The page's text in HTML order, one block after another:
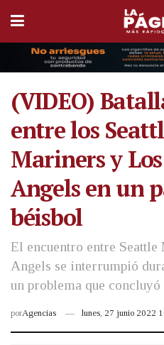
(VIDEO)
entre los
Mariners y
Angels en un
béisbol
El encuentro entre
Angels se interrumpió
un problema que
porAgencias lunes, 27 junio 2022